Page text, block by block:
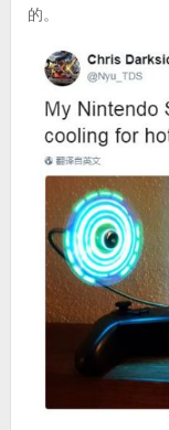
的。